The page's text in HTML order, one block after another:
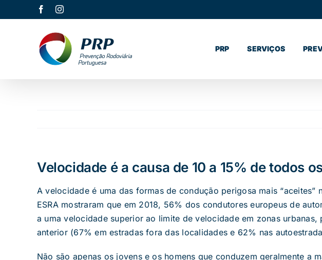
to
FacebookInstagram
PRP SERVIÇOS
Velocidade é a causa de 10 a 15% de todos
A velocidade é uma das formas de condução perigosa mais “aceites”
ESRA mostraram que em 2018, 56% dos condutores europeus de
a uma velocidade superior ao limite de velocidade em zonas urbanas,
anterior (67% em estradas fora das localidades e 62% nas
Não são apenas os jovens e os homens que conduzem geralmente a